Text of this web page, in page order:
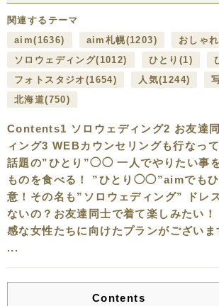
関連するテーマ
aim(1636) aim札幌(1203) おしゃれ
ソロウェディング(1012) ひとり (1)
フォトスタジオ (1654) 人気(1244)
北海道(750)
Contents1 ソロウェディング2 お友達
ィング3 WEBカウンセリングも行なっ
話題の”ひとり”◯◯ 一人でやりたい事
ものを食べる！ ”ひとり◯◯”aimでも
意！その名も”ソロウェディング” ドレ
ないの？お友達同士で着て楽しみたい
感な女性たちに向けたプランがござい
...
Contents